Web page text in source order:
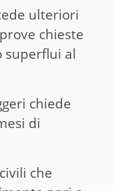
ulteriori
chieste
superflui al
chiede
di
che